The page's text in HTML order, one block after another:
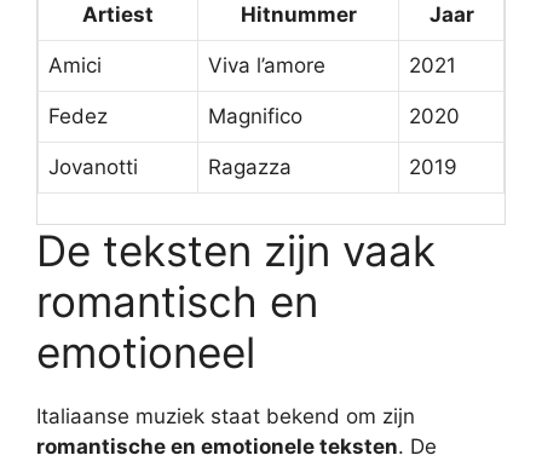
Artiest Hitnummer Jaar
Amici Viva l’amore 2021
Fedez Magnifico 2020
Jovanotti Ragazza 2019
De teksten zijn vaak
romantisch en
emotioneel
Italiaanse muziek staat bekend om zijn
romantische en emotionele teksten. De